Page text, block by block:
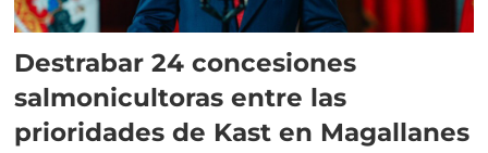
Destrabar 24 concesiones
salmonicultoras entre las
prioridades de Kast en Magallanes